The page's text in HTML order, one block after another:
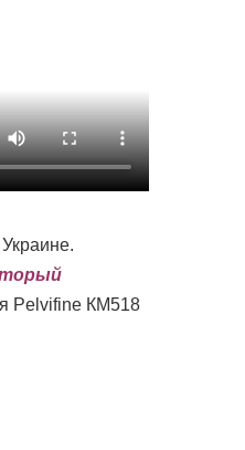
Pelvifine КМ518